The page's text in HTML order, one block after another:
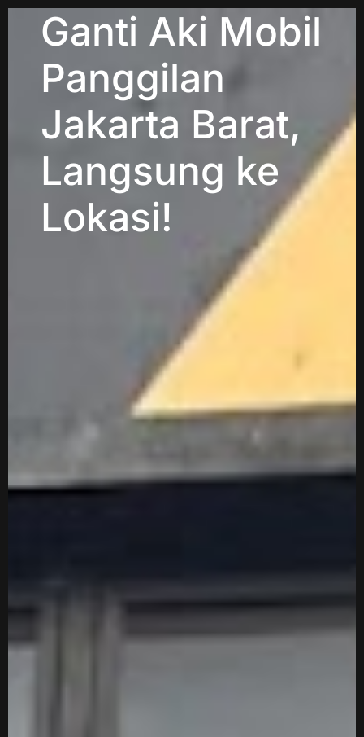
Ganti Aki Mobil
Panggilan
Jakarta Barat,
Langsung ke
Lokasi!